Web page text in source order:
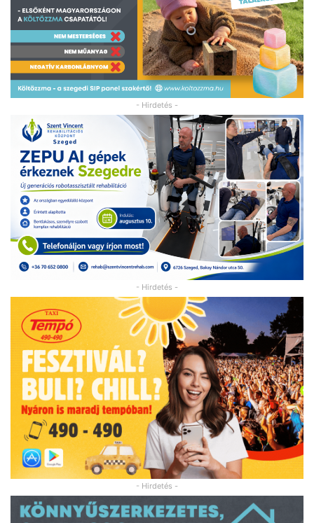
- Hirdetés -
- Hirdetés -
- Hirdetés -